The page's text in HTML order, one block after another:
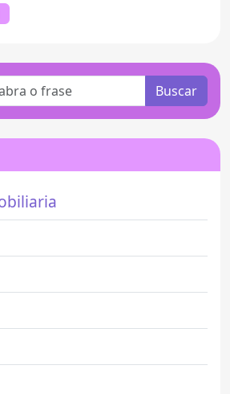
Buscar